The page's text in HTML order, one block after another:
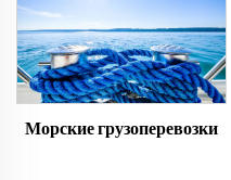
Морские грузоперевозки